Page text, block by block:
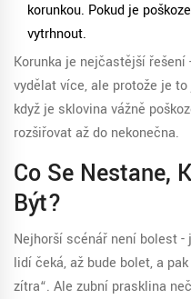
korunkou. Pokud je
vytrhnout.
Korunka je nejčastější
vydělat více, ale protože je
když je sklovina vážně
rozšiřovat až do nekonečna.
Co Se Nestane,
Být?
Nejhorší scénář není bolest
lidí čeká, až bude bolet, a
zítra“. Ale zubní prasklina